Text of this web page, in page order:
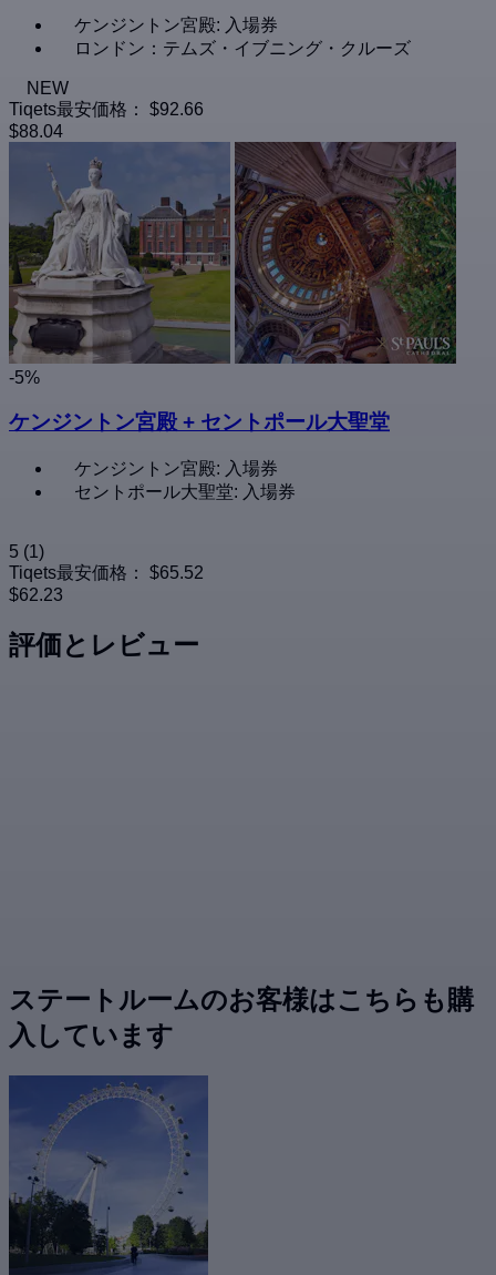
ケンジントン宮殿: 入場券
ロンドン：テムズ・イブニング・クルーズ
NEW
Tiqets最安価格：
$92.66
$88.04
-5%
ケンジントン宮殿 + セントポール大聖堂
ケンジントン宮殿: 入場券
セントポール大聖堂: 入場券
5 (1)
Tiqets最安価格：
$65.52
$62.23
評価とレビュー
ステートルームのお客様はこちらも購
入しています